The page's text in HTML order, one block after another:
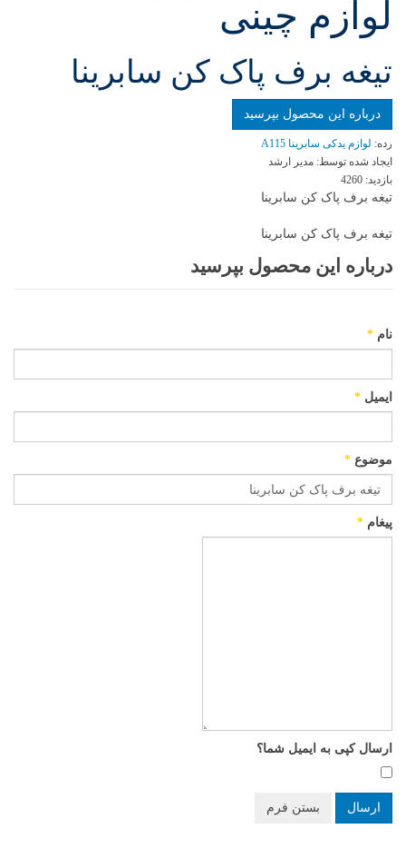
لوازم چینی
تیغه برف پاک کن سابرینا
درباره این محصول بپرسید
رده: لوازم یدکی سابرینا A115
ایجاد شده توسط: مدیر ارشد
بازدید: 4260
تیغه برف پاک کن سابرینا
تیغه برف پاک کن سابرینا
درباره این محصول بپرسید
نام *
ایمیل *
موضوع *
پیغام *
ارسال کپی به ایمیل شما؟
ارسال بستن فرم